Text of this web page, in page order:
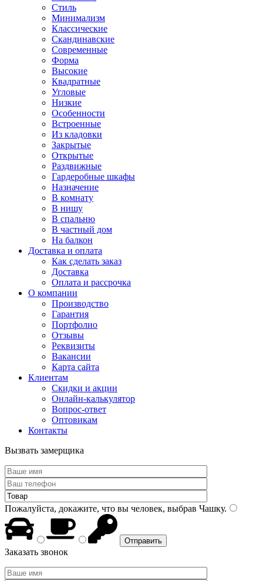
Стиль
Минимализм
Классические
Скандинавские
Современные
Форма
Высокие
Квадратные
Угловые
Низкие
Особенности
Встроенные
Из кладовки
Закрытые
Открытые
Раздвижные
Гардеробные шкафы
Назначение
В комнату
В нишу
В спальню
В частный дом
На балкон
Доставка и оплата
Как сделать заказ
Доставка
Оплата и рассрочка
О компании
Производство
Гарантия
Портфолио
Отзывы
Реквизиты
Вакансии
Карта сайта
Клиентам
Скидки и акции
Онлайн-калькулятор
Вопрос-ответ
Оптовикам
Контакты
Вызвать замерщика
Пожалуйста, докажите, что вы человек, выбрав Чашку.
Заказать звонок